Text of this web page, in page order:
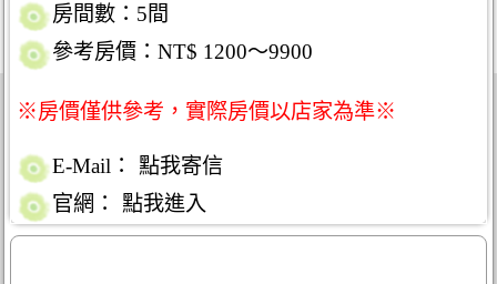
房間數：5間
參考房價：NT$ 1200～9900
※房價僅供參考，實際房價以店家為準※
E-Mail：
點我寄信
官網：
點我進入